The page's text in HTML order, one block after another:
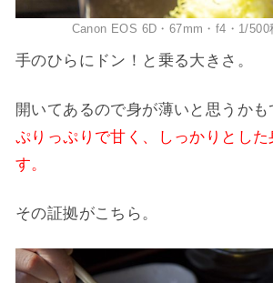
Canon EOS 6D・67mm・f4・1/500
手のひらにドン！と乗る大きさ。
開いてあるので身が薄いと思うかも
ぷりっぷりで甘く、しっかりとし
す。
その証拠がこちら。